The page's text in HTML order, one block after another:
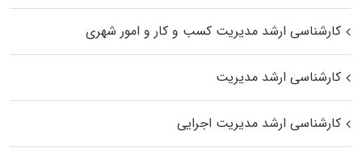
کارشناسی ارشد مدیریت کسب و کار و امور شهری
کارشناسی ارشد مدیریت
کارشناسی ارشد مدیریت اجرایی